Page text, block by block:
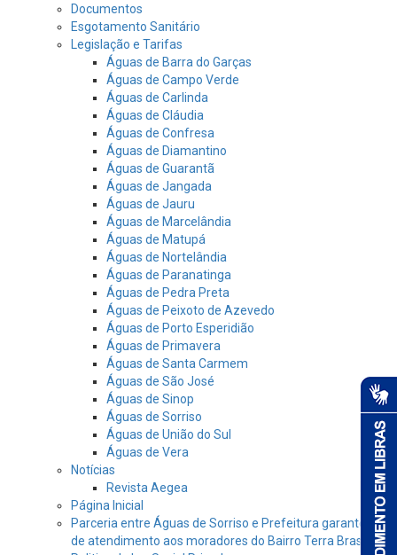
Documentos
Esgotamento Sanitário
Legislação e Tarifas
Águas de Barra do Garças
Águas de Campo Verde
Águas de Carlinda
Águas de Cláudia
Águas de Confresa
Águas de Diamantino
Águas de Guarantã
Águas de Jangada
Águas de Jauru
Águas de Marcelândia
Águas de Matupá
Águas de Nortelândia
Águas de Paranatinga
Águas de Pedra Preta
Águas de Peixoto de Azevedo
Águas de Porto Esperidião
Águas de Primavera
Águas de Santa Carmem
Águas de São José
Águas de Sinop
Águas de Sorriso
Águas de União do Sul
Águas de Vera
Notícias
Revista Aegea
Página Inicial
Parceria entre Águas de Sorriso e Prefeitura garante dia
de atendimento aos moradores do Bairro Terra Brasil